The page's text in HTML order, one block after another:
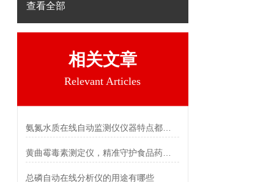
查看全部
相关文章
Relevant Articles
总磷自动在线分析仪的用途有哪些